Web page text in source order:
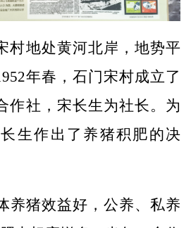
地处黄河北岸，地势平
年春，石门宋村成立了
作社，宋长生为社长。为
生作出了养猪积肥的决
猪效益好，公养、私养